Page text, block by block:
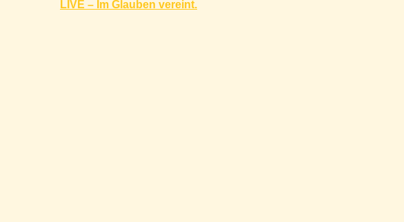
Beitragsnavigation
LIVE – Im Glauben vereint.